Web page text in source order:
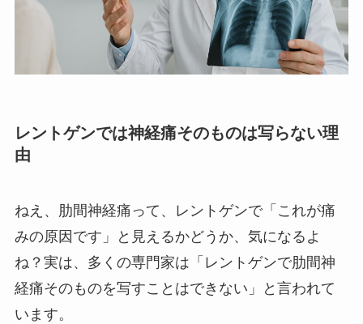
レントゲンでは神経痛そのものは写らない理
由
ねえ、肋間神経痛って、レントゲンで「これが痛
みの原因です」と見えるかどうか、気になるよ
ね？実は、多くの専門家は「レントゲンで肋間神
経痛そのものを写すことはできない」と言われて
います。